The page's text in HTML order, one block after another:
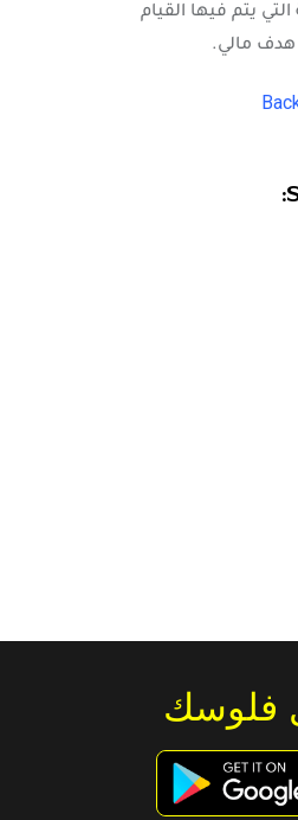
يتم فيها القيام
هدف مالي.
فلوسك